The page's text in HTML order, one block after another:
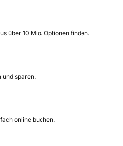
über 10 Mio. Optionen finden.
und sparen.
online buchen.